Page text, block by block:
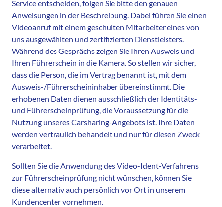
Service entscheiden, folgen Sie bitte den genauen
Anweisungen in der Beschreibung. Dabei führen Sie einen
Videoanruf mit einem geschulten Mitarbeiter eines von
uns ausgewählten und zertifizierten Dienstleisters.
Während des Gesprächs zeigen Sie Ihren Ausweis und
Ihren Führerschein in die Kamera. So stellen wir sicher,
dass die Person, die im Vertrag benannt ist, mit dem
Ausweis-/Führerscheininhaber übereinstimmt. Die
erhobenen Daten dienen ausschließlich der Identitäts-
und Führerscheinprüfung, die Voraussetzung für die
Nutzung unseres Carsharing-Angebots ist. Ihre Daten
werden vertraulich behandelt und nur für diesen Zweck
verarbeitet.
Sollten Sie die Anwendung des Video-Ident-Verfahrens
zur Führerscheinprüfung nicht wünschen, können Sie
diese alternativ auch persönlich vor Ort in unserem
Kundencenter vornehmen.